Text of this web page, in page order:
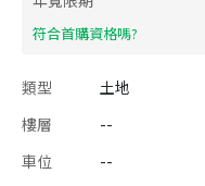
​符合首購資格嗎?
類型 土地
樓層
--
車位
--